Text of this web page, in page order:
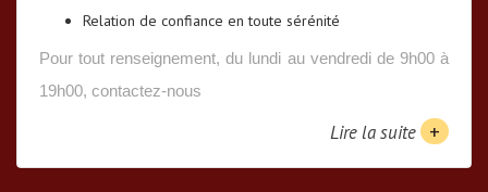
Relation de confiance en toute sérénité
Pour tout renseignement, du lundi au vendredi de 9h00 à
19h00, contactez-nous
Lire la suite +